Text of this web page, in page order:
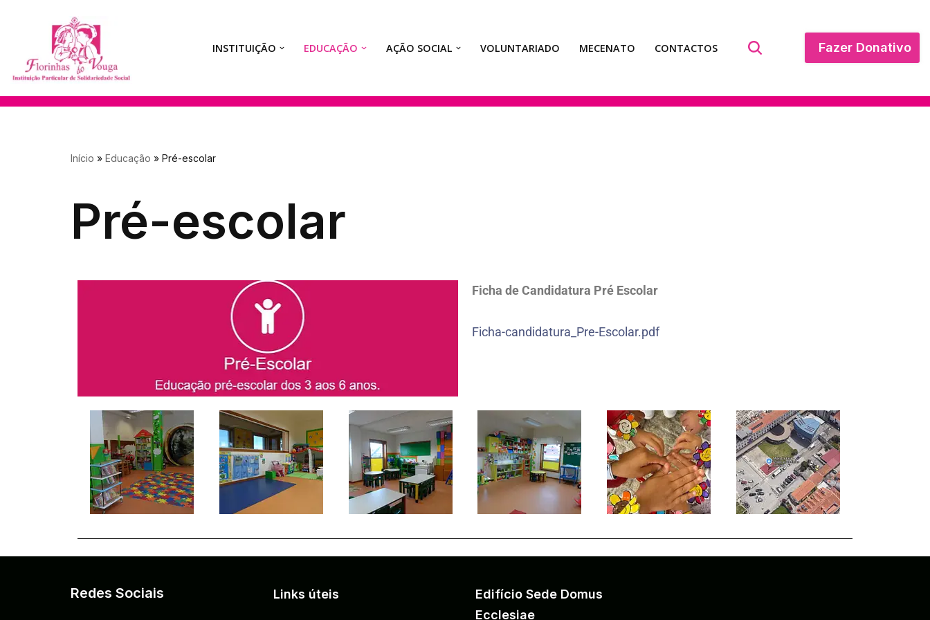
Avançar
para
o
INSTITUIÇÃO EDUCAÇÃO AÇÃO SOCIAL VOLUNTARIADO MECENATO CONTACTOS Fazer Donativo
Início » Educação » Pré-escolar
Pré-escolar
Ficha de Candidatura Pré Escolar
Ficha-candidatura_Pre-Escolar.pdf
Redes Sociais Links úteis
Edifício Sede Domus
Ecclesiae